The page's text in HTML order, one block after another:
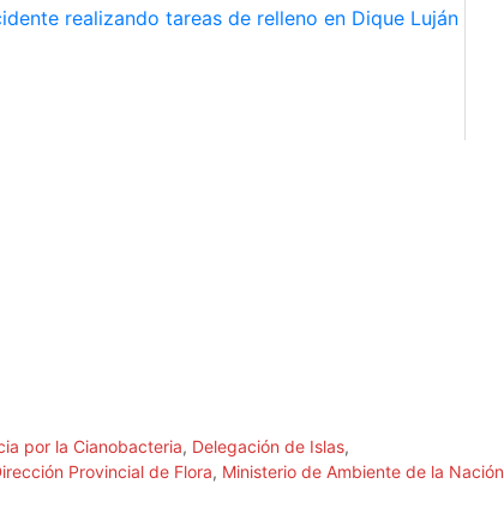
por la Cianobacteria, Delegación de Islas,
Provincial de Flora, Ministerio de Ambiente de la Nación